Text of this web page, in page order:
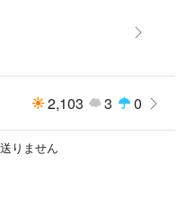
2,103 3 0
りません